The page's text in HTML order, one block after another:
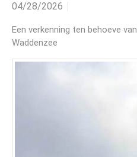
04/28/2026
Een verkenning ten behoeve
Waddenzee